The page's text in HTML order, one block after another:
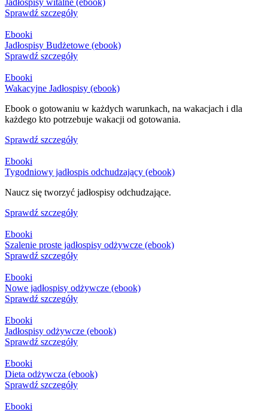
Sprawdź szczegóły
Ebooki
Jadłospisy Budżetowe (ebook)
Sprawdź szczegóły
Ebooki
Wakacyjne Jadłospisy (ebook)
Ebook o gotowaniu w każdych warunkach, na wakacjach i dla
każdego kto potrzebuje wakacji od gotowania.
Sprawdź szczegóły
Ebooki
Tygodniowy jadłospis odchudzający (ebook)
Naucz się tworzyć jadłospisy odchudzające.
Sprawdź szczegóły
Ebooki
Szalenie proste jadłospisy odżywcze (ebook)
Sprawdź szczegóły
Ebooki
Nowe jadłospisy odżywcze (ebook)
Sprawdź szczegóły
Ebooki
Jadłospisy odżywcze (ebook)
Sprawdź szczegóły
Ebooki
Dieta odżywcza (ebook)
Sprawdź szczegóły
Ebooki